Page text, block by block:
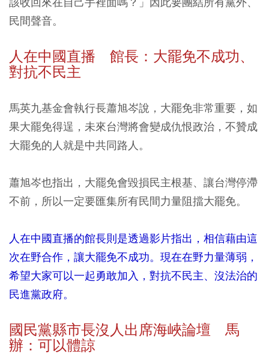
民間聲音。
人在中國直播 館長：大罷免不成功、
對抗不民主
馬英九基金會執行長蕭旭岑說，大罷免非常重要，如
果大罷免得逞，未來台灣將會變成仇恨政治，不贊成
大罷免的人就是中共同路人。
蕭旭岑也指出，大罷免會毀損民主根基、讓台灣停滯
不前，所以一定要匯集所有民間力量阻擋大罷免。
人在中國直播的館長則是透過影片指出，相信藉由這
次在野合作，讓大罷免不成功。現在在野力量薄弱，
希望大家可以一起勇敢加入，對抗不民主、沒法治的
民進黨政府。
國民黨縣市長沒人出席海峽論壇 馬
辦：可以體諒